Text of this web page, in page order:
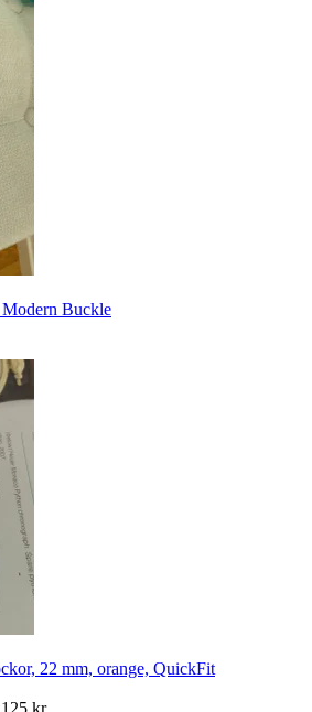
Buckle
22 mm, orange, QuickFit
125 kr,